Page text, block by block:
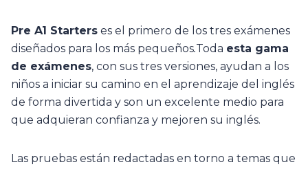
Pre A1 Starters es el primero de los tres exámenes
diseñados para los más pequeños.Toda esta gama
de exámenes, con sus tres versiones, ayudan a los
niños a iniciar su camino en el aprendizaje del inglés
de forma divertida y son un excelente medio para
que adquieran confianza y mejoren su inglés.
Las pruebas están redactadas en torno a temas que